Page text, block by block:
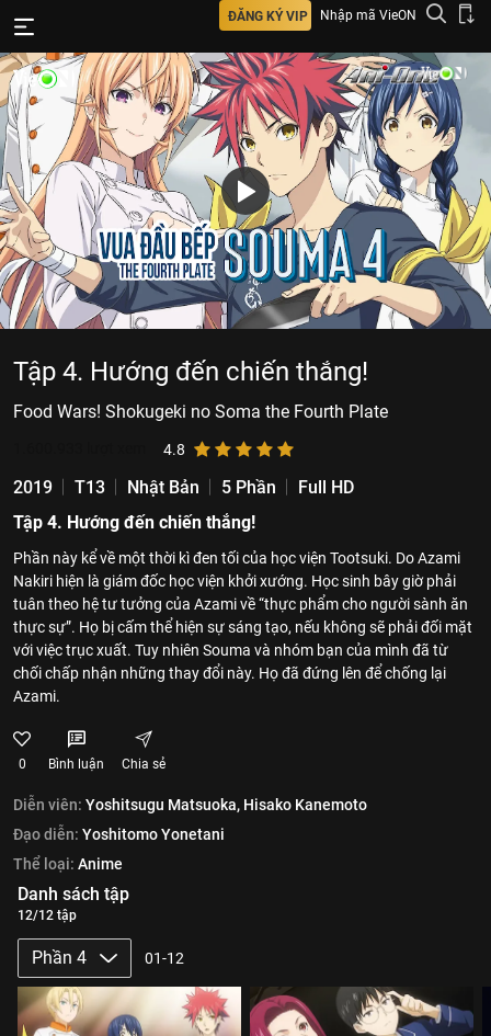
ĐĂNG KÝ VIP Nhập mã VieON
Tập 4. Hướng đến chiến thắng!
Food Wars! Shokugeki no Soma the Fourth Plate
4.8
2019 T13 Nhật Bản 5 Phần
Full HD
Tập 4. Hướng đến chiến thắng!
Phần này kể về một thời kì đen tối của học viện Tootsuki. Do Azami
Nakiri hiện là giám đốc học viện khởi xướng. Học sinh bây giờ phải
tuân theo hệ tư tưởng của Azami về “thực phẩm cho người sành ăn
thực sự”. Họ bị cấm thể hiện sự sáng tạo, nếu không sẽ phải đối mặt
với việc trục xuất. Tuy nhiên Souma và nhóm bạn của mình đã từ
chối chấp nhận những thay đổi này. Họ đã đứng lên để chống lại
Azami.
0 Bình luận Chia sẻ
Diễn viên: Yoshitsugu Matsuoka, Hisako Kanemoto
Đạo diễn: Yoshitomo Yonetani
Thể loại: Anime
Danh sách tập
12/12 tập
Phần 4 01-12